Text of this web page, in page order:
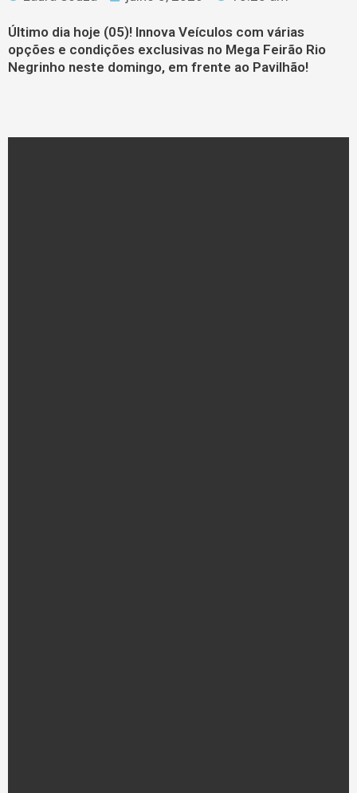
Último dia hoje (05)! Innova Veículos com várias
opções e condições exclusivas no Mega Feirão Rio
Negrinho neste domingo, em frente ao Pavilhão!